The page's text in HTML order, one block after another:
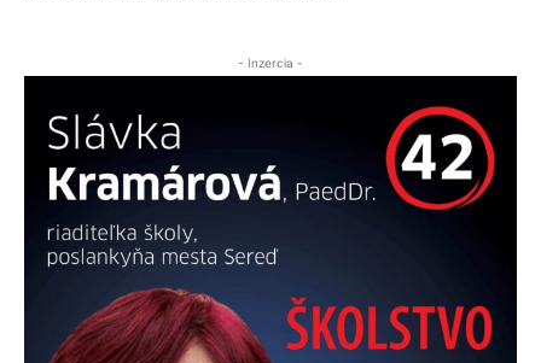
- Inzercia -